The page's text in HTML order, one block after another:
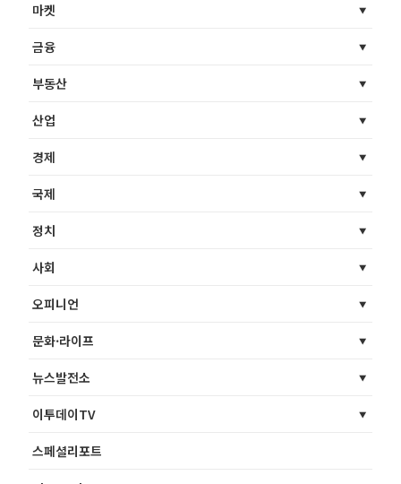
마켓
금융
부동산
산업
경제
국제
정치
사회
오피니언
문화·라이프
뉴스발전소
이투데이TV
스페셜리포트